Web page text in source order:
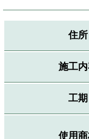
住所
施工
工期
使用